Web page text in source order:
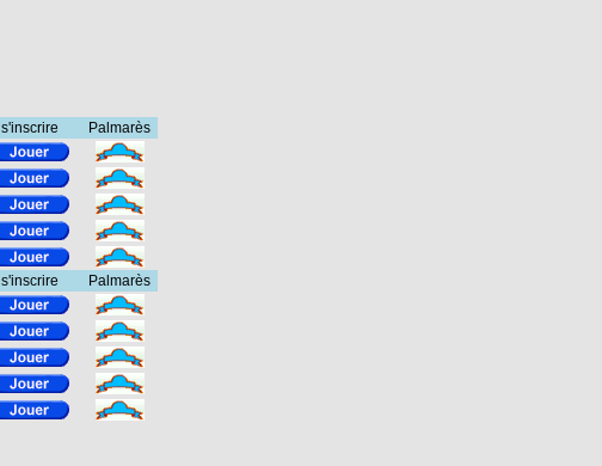
s'inscrire
Palmarès
s'inscrire
Palmarès